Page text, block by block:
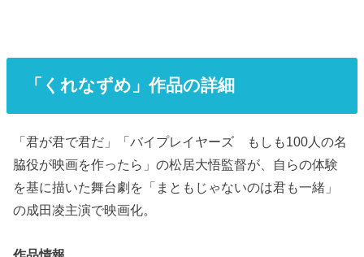
「くれなずめ」作品の詳細
「君が君で君だ」「バイプレイヤーズ もしも100人の名
脇役が映画を作ったら」の松居大悟監督が、自らの体験
を基に描いた舞台劇を「まともじゃないのは君も一緒」
の成田凌主演で映画化。